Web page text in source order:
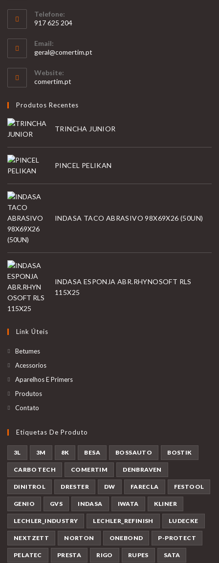
Telefone:
917 625 204
in
your
application
Email:
geral@comertim.pt
Website:
comertim.pt
Produtos Recentes
TRINCHA JUNIOR
PINCEL PELIKAN
INDASA TACO ABRASIVO 98X69X26 (50UN)
INDASA ESPONJA ABR.RHYNOSOFT RLS
115X25
Link Úteis
Betumes
Acessorios
Aparelhos E Primers
Produtos
Contato
Etiquetas De Produto
3L 3M 8K BESA BOSSAUTO BOSTIK
CARBO TECH COMERTIM DENBRAVEN
DINITROL DRESTER DW FARECLA FESTOOL
GENIO GVS INDASA IWATA KLINER
LECHLER_INDUSTRY LECHLER_REFINISH LUDECKE
NEXTZETT NORTON ONEBOND P-PROTECT
PELATEC PRESTA RIGO RUPES SATA